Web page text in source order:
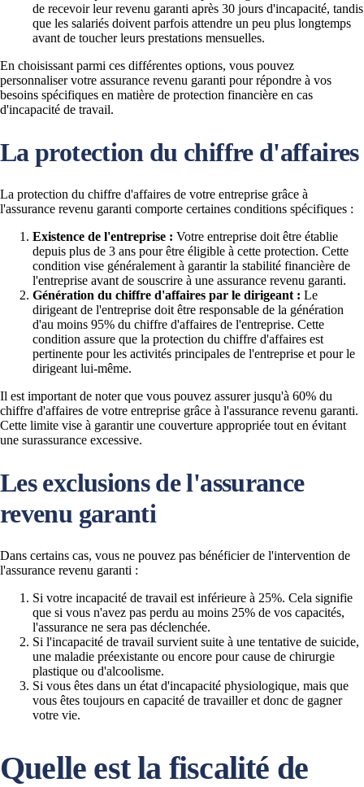
de recevoir leur revenu garanti après 30 jours d'incapacité, tandis
que les salariés doivent parfois attendre un peu plus longtemps
avant de toucher leurs prestations mensuelles.
En choisissant parmi ces différentes options, vous pouvez
personnaliser votre assurance revenu garanti pour répondre à vos
besoins spécifiques en matière de protection financière en cas
d'incapacité de travail.
La protection du chiffre d'affaires
La protection du chiffre d'affaires de votre entreprise grâce à
l'assurance revenu garanti comporte certaines conditions spécifiques :
Existence de l'entreprise : Votre entreprise doit être établie
depuis plus de 3 ans pour être éligible à cette protection. Cette
condition vise généralement à garantir la stabilité financière de
l'entreprise avant de souscrire à une assurance revenu garanti.
Génération du chiffre d'affaires par le dirigeant : Le
dirigeant de l'entreprise doit être responsable de la génération
d'au moins 95% du chiffre d'affaires de l'entreprise. Cette
condition assure que la protection du chiffre d'affaires est
pertinente pour les activités principales de l'entreprise et pour le
dirigeant lui-même.
Il est important de noter que vous pouvez assurer jusqu'à 60% du
chiffre d'affaires de votre entreprise grâce à l'assurance revenu garanti.
Cette limite vise à garantir une couverture appropriée tout en évitant
une surassurance excessive.
Les exclusions de l'assurance
revenu garanti
Dans certains cas, vous ne pouvez pas bénéficier de l'intervention de
l'assurance revenu garanti :
Si votre incapacité de travail est inférieure à 25%. Cela signifie
que si vous n'avez pas perdu au moins 25% de vos capacités,
l'assurance ne sera pas déclenchée.
Si l'incapacité de travail survient suite à une tentative de suicide,
une maladie préexistante ou encore pour cause de chirurgie
plastique ou d'alcoolisme.
Si vous êtes dans un état d'incapacité physiologique, mais que
vous êtes toujours en capacité de travailler et donc de gagner
votre vie.
Quelle est la fiscalité de